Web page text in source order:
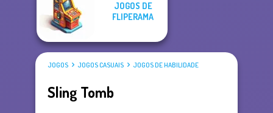
JOGOS DE
FLIPERAMA
JOGOS JOGOS CASUAIS JOGOS DE HABILIDADE
Sling Tomb